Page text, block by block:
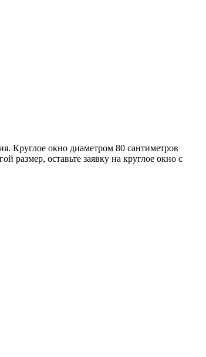
Круглое окно диаметром 80 сантиметров
размер, оставьте заявку на круглое окно с